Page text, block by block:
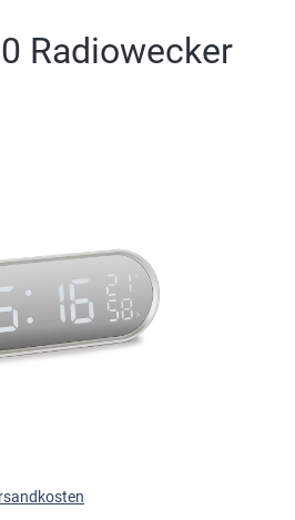
Radiowecker